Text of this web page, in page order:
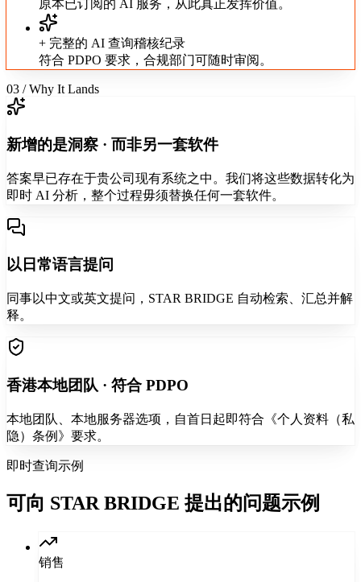
原本已订阅的 AI 服务，从此真正发挥价值。
+ 完整的 AI 查询稽核纪录
符合 PDPO 要求，合规部门可随时审阅。
03 / Why It Lands
新增的是洞察 · 而非另一套软件
答案早已存在于贵公司现有系统之中。我们将这些数据转化为
即时 AI 分析，整个过程毋须替换任何一套软件。
以日常语言提问
同事以中文或英文提问，STAR BRIDGE 自动检索、汇总并解
释。
香港本地团队 · 符合 PDPO
本地团队、本地服务器选项，自首日起即符合《个人资料（私
隐）条例》要求。
即时查询示例
可向 STAR BRIDGE 提出的问题示例
销售